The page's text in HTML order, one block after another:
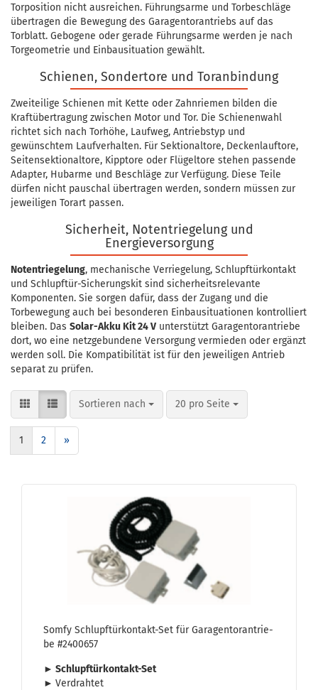
Torposition nicht ausreichen. Führungsarme und Torbeschläge
übertragen die Bewegung des Garagentorantriebs auf das
Torblatt. Gebogene oder gerade Führungsarme werden je nach
Torgeometrie und Einbausituation gewählt.
Schienen, Sondertore und Toranbindung
Zweiteilige Schienen mit Kette oder Zahnriemen bilden die
Kraftübertragung zwischen Motor und Tor. Die Schienenwahl
richtet sich nach Torhöhe, Laufweg, Antriebstyp und
gewünschtem Laufverhalten. Für Sektionaltore, Deckenlauftore,
Seitensektionaltore, Kipptore oder Flügeltore stehen passende
Adapter, Hubarme und Beschläge zur Verfügung. Diese Teile
dürfen nicht pauschal übertragen werden, sondern müssen zur
jeweiligen Torart passen.
Sicherheit, Notentriegelung und
Energieversorgung
Notentriegelung, mechanische Verriegelung, Schlupftürkontakt
und Schlupftür-Sicherungskit sind sicherheitsrelevante
Komponenten. Sie sorgen dafür, dass der Zugang und die
Torbewegung auch bei besonderen Einbausituationen kontrolliert
bleiben. Das Solar-Akku Kit 24 V unterstützt Garagentorantriebe
dort, wo eine netzgebundene Versorgung vermieden oder ergänzt
werden soll. Die Kompatibilität ist für den jeweiligen Antrieb
separat zu prüfen.
Sortieren nach
Sortieren nach 20 pro Seite
pro Seite
1 2 »
Somfy Schlupftürkontakt-​​Set für Ga­ra­gen­tor­an­trie­
be #2400657
► Schlupftürkontakt-​Set
► Ver­drah­tet